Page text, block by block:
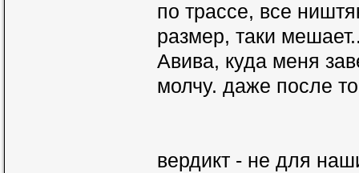
по трассе, все
размер, таки
Авива, куда меня
молчу. даже после
вердикт - не для